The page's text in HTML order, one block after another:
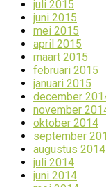
juli 2015
juni 2015
mei 2015
april 2015
maart 2015
februari 2015
januari 2015
december
november
oktober 2014
september
augustus 2014
juli 2014
juni 2014